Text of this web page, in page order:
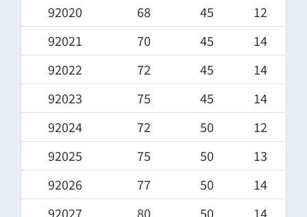
92020
68 45
12
92021
70 45
14
92022
72 45
14
92023
75 45
14
92024
72 50
12
92025
75 50
13
92026
77 50
14
92027
80 50 14